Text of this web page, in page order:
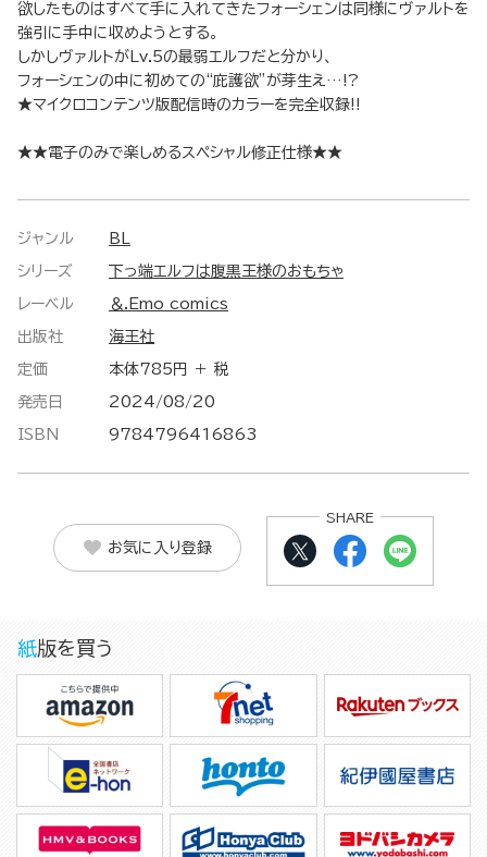
欲したものはすべて手に入れてきたフォーシェンは同様にヴァルトを
強引に手中に収めようとする。
しかしヴァルトがLv.5の最弱エルフだと分かり、
フォーシェンの中に初めての“庇護欲”が芽生え…!?
★マイクロコンテンツ版配信時のカラーを完全収録!!
★★電子のみで楽しめるスペシャル修正仕様★★
ジャンル BL
シリーズ 下っ端エルフは腹黒王様のおもちゃ
レーベル ＆.Emo comics
出版社 海王社
定価 本体785円 ＋ 税
発売日 2024/08/20
ISBN 9784796416863
お気に入り登録
SHARE
紙版を買う